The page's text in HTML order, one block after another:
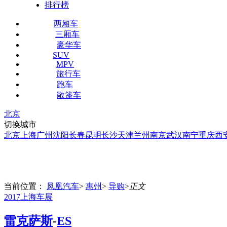
排行榜
两厢车
三厢车
豪华车
SUV
MPV
旅行车
跑车
敞篷车
北京
切换城市
北京 上海广州沈阳长春昆明长沙天津兰州南京武汉南宁重庆西
当前位置： 凤凰汽车> 惠州> 导购>正文
2017上海车展
雷克萨斯-ES